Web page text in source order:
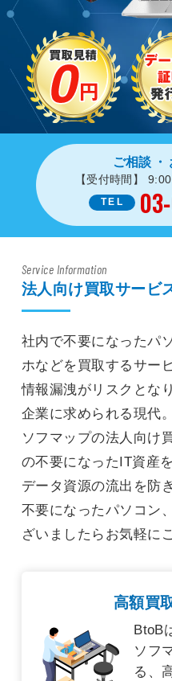
ご相談 ・
【受付時間】
TEL
Service Information
法人向け買取サービ
社内で不要になったパ
ホなどを買取するサー
情報漏洩がリスクとな
企業に求められる現代。
ソフマップの法人向け
の不要になったIT資産
データ資源の流出を防
不要になったパソコン
ざいましたらお気軽に
高額買
BtoB
ソフ
る、